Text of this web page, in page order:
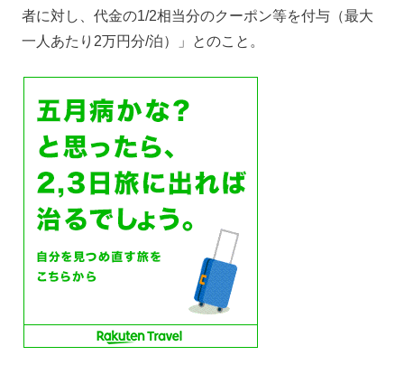
者に対し、代⾦の1/2相当分のクーポン等を付与（最⼤
⼀⼈あたり2万円分/泊）」とのこと。